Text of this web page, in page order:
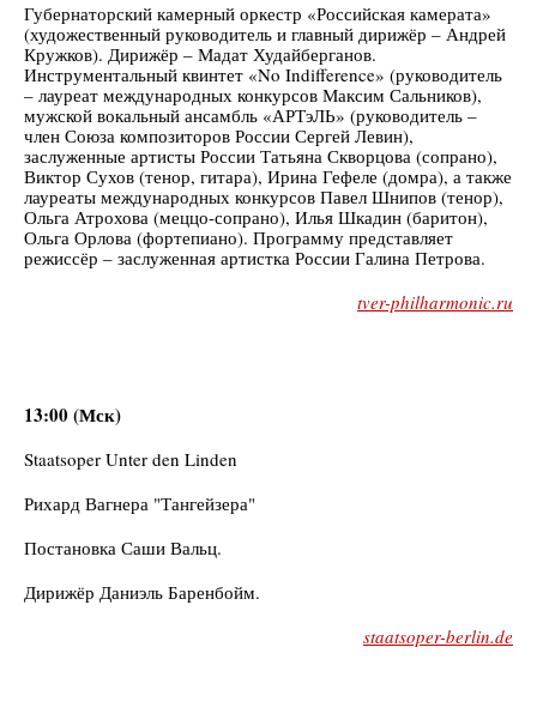
Губернаторский камерный оркестр «Российская камерата»
(художественный руководитель и главный дирижёр – Андрей
Кружков). Дирижёр – Мадат Худайберганов.
Инструментальный квинтет «No Indifference» (руководитель
– лауреат международных конкурсов Максим Сальников),
мужской вокальный ансамбль «АРТэЛЬ» (руководитель –
член Союза композиторов России Сергей Левин),
заслуженные артисты России Татьяна Скворцова (сопрано),
Виктор Сухов (тенор, гитара), Ирина Гефеле (домра), а также
лауреаты международных конкурсов Павел Шнипов (тенор),
Ольга Атрохова (меццо-сопрано), Илья Шкадин (баритон),
Ольга Орлова (фортепиано). Программу представляет
режиссёр – заслуженная артистка России Галина Петрова.
tver-philharmonic.ru
13:00 (Мск)
Staatsoper Unter den Linden
Рихард Вагнера "Тангейзера"
Постановка Саши Вальц.
Дирижёр Даниэль Баренбойм.
staatsoper-berlin.de